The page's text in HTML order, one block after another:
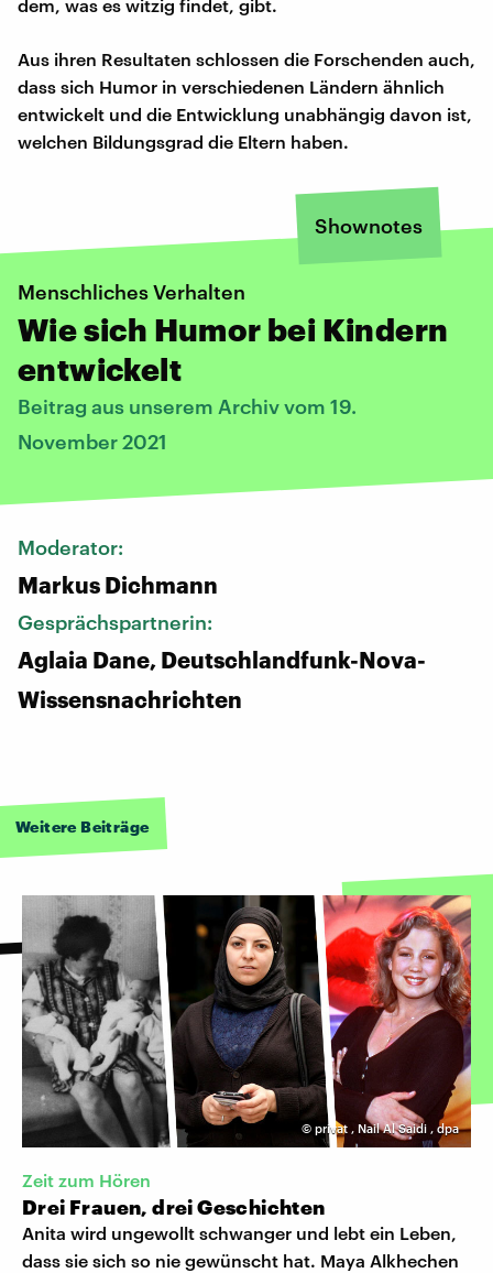
dem, was es witzig findet, gibt.
Aus ihren Resultaten schlossen die Forschenden auch,
dass sich Humor in verschiedenen Ländern ähnlich
entwickelt und die Entwicklung unabhängig davon ist,
welchen Bildungsgrad die Eltern haben.
Shownotes
Menschliches Verhalten
Wie sich Humor bei Kindern
entwickelt
Beitrag aus unserem Archiv vom 19.
November 2021
Moderator:
Markus Dichmann
Gesprächspartnerin:
Aglaia Dane, Deutschlandfunk-Nova-
Wissensnachrichten
Weitere Beiträge
© privat , Nail Al Saidi , dpa
Zeit zum Hören
Drei Frauen, drei Geschichten
Anita wird ungewollt schwanger und lebt ein Leben,
dass sie sich so nie gewünscht hat. Maya Alkhechen